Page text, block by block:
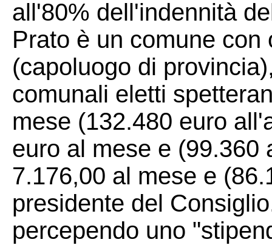
all'80% dell'indennità
Prato è un comune
(capoluogo di
comunali eletti
mese (132.480 euro
euro al mese e (99.360
7.176,00 al mese e
presidente del
percependo uno